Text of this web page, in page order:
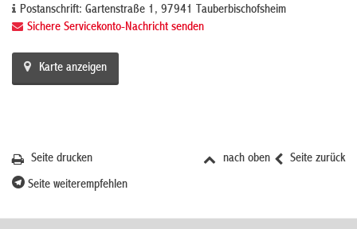
Postanschrift: Gartenstraße 1, 97941 Tauberbischofsheim
Sichere Servicekonto-Nachricht senden
Karte anzeigen
Seite zurück
nach oben
Seite drucken
Seite weiterempfehlen